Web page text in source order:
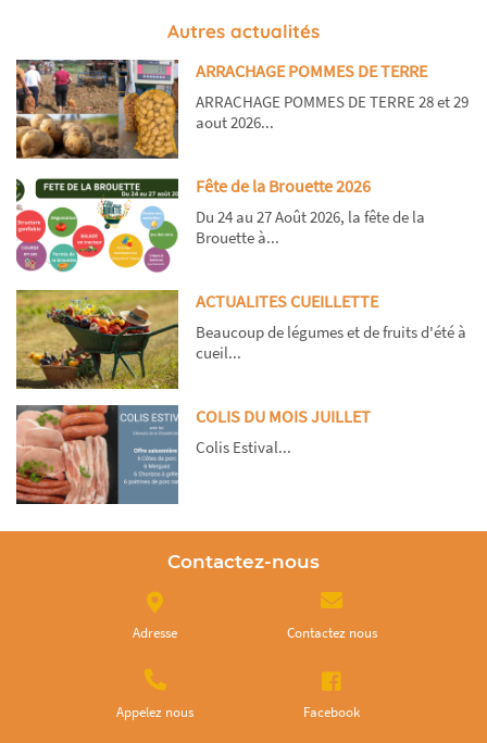
Autres actualités
ARRACHAGE POMMES DE TERRE
ARRACHAGE POMMES DE TERRE 28 et 29
aout 2026...
Fête de la Brouette 2026
Du 24 au 27 Août 2026, la fête de la
Brouette à...
ACTUALITES CUEILLETTE
Beaucoup de légumes et de fruits d'été à
cueil...
COLIS DU MOIS JUILLET
Colis Estival...
Contactez-nous
Adresse Contactez nous
Appelez nous Facebook